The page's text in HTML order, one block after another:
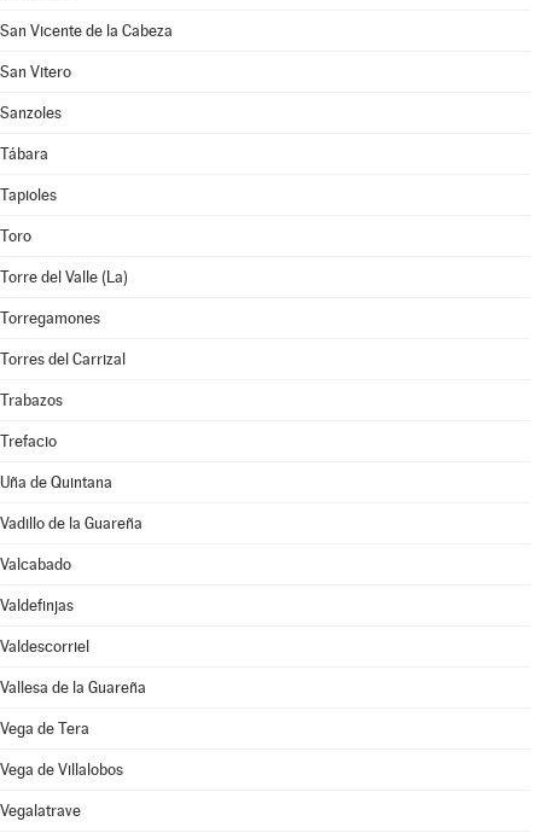
San Vicente de la Cabeza
San Vitero
Sanzoles
Tábara
Tapioles
Toro
Torre del Valle (La)
Torregamones
Torres del Carrizal
Trabazos
Trefacio
Uña de Quintana
Vadillo de la Guareña
Valcabado
Valdefinjas
Valdescorriel
Vallesa de la Guareña
Vega de Tera
Vega de Villalobos
Vegalatrave